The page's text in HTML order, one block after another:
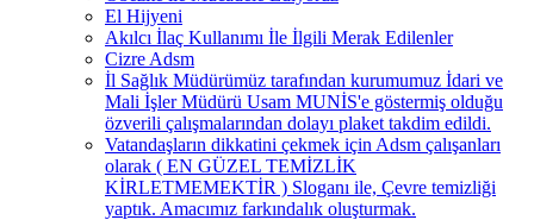
El Hijyeni
Akılcı İlaç Kullanımı İle İlgili Merak Edilenler
Cizre Adsm
İl Sağlık Müdürümüz tarafından kurumumuz İdari ve
Mali İşler Müdürü Usam MUNİS'e göstermiş olduğu
özverili çalışmalarından dolayı plaket takdim edildi.
Vatandaşların dikkatini çekmek için Adsm çalışanları
olarak ( EN GÜZEL TEMİZLİK
KİRLETMEMEKTİR ) Sloganı ile, Çevre temizliği
yaptık. Amacımız farkındalık oluşturmak.